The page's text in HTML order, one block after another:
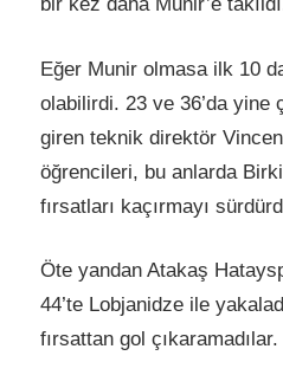
Eğer Munir olmasa ilk 10
olabilirdi. 23 ve 36’da yine
giren teknik direktör
öğrencileri, bu anlarda
fırsatları kaçırmayı
Öte yandan Atakaş
44’te Lobjanidze ile
fırsattan gol çıkaramadılar.